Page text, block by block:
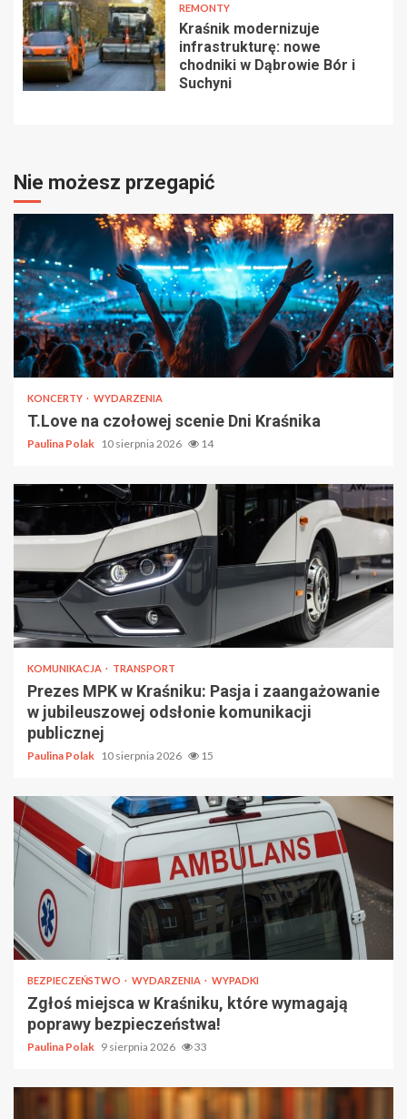
REMONTY
Kraśnik modernizuje
infrastrukturę: nowe
chodniki w Dąbrowie Bór i
Suchyni
Nie możesz przegapić
KONCERTY WYDARZENIA
T.Love na czołowej scenie Dni Kraśnika
Paulina Polak 10 sierpnia 2026 14
KOMUNIKACJA TRANSPORT
Prezes MPK w Kraśniku: Pasja i zaangażowanie
w jubileuszowej odsłonie komunikacji
publicznej
Paulina Polak 10 sierpnia 2026 15
BEZPIECZEŃSTWO WYDARZENIA WYPADKI
Zgłoś miejsca w Kraśniku, które wymagają
poprawy bezpieczeństwa!
Paulina Polak 9 sierpnia 2026 33